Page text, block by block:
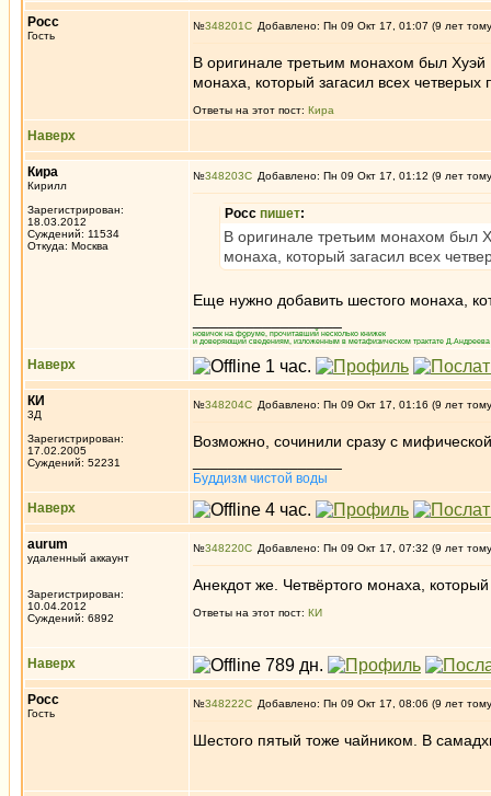
Росс
Гость
№348201 Добавлено: Пн 09 Окт 17, 01:07 (9 лет
В оригинале третьим монахом был Хуэй
монаха, который загасил всех
Ответы на этот пост: Кира
Наверх
Кира
Кирилл
Зарегистрирован:
18.03.2012
Суждений: 11534
Откуда: Москва
№348203 Добавлено: Пн 09 Окт 17, 01:12 (9 лет
Росс пишет:
В оригинале третьим монахом был
монаха, который загасил всех
Еще нужно добавить шестого монаха,
новичок на форуме, прочитавший несколько книжек
и доверяющий сведениям, изложенным в метафизическом трактате
Наверх
КИ
3Д
Зарегистрирован:
17.02.2005
Суждений: 52231
№348204 Добавлено: Пн 09 Окт 17, 01:16 (9 лет
Возможно, сочинили сразу с
Буддизм чистой воды
Наверх
aurum
удаленный аккаунт
Зарегистрирован:
10.04.2012
Суждений: 6892
№348220 Добавлено: Пн 09 Окт 17, 07:32 (9 лет
Анекдот же. Четвёртого монаха,
Ответы на этот пост: КИ
Наверх
Росс
Гость
№348222 Добавлено: Пн 09 Окт 17, 08:06 (9 лет
Шестого пятый тоже чайником. В